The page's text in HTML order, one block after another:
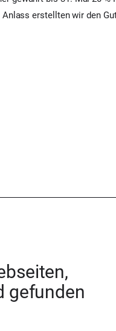
erstellten wir den
gefunden